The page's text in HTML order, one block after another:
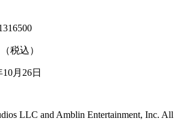
税込）
月26日
LLC and Amblin Entertainment, Inc. All